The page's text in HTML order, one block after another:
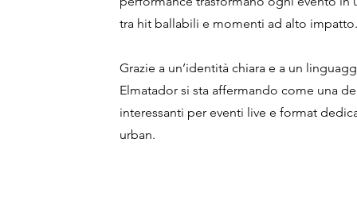
tra hit ballabili e momenti ad alto impatto.
Grazie a un’identità chiara e a un
Elmatador si sta affermando come una
interessanti per eventi live e format
urban.